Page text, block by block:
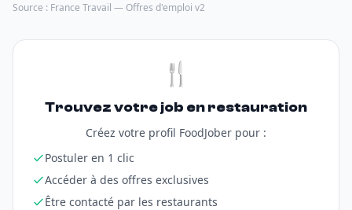
Source : France Travail — Offres d'emploi v2
🍴
Trouvez votre job en restauration
Créez votre profil FoodJober pour :
Postuler en 1 clic
Accéder à des offres exclusives
Être contacté par les restaurants